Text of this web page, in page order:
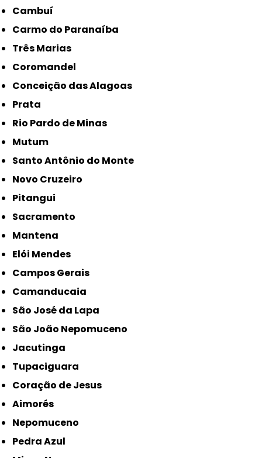
Cambuí
Carmo do Paranaíba
Três Marias
Coromandel
Conceição das Alagoas
Prata
Rio Pardo de Minas
Mutum
Santo Antônio do Monte
Novo Cruzeiro
Pitangui
Sacramento
Mantena
Elói Mendes
Campos Gerais
Camanducaia
São José da Lapa
São João Nepomuceno
Jacutinga
Tupaciguara
Coração de Jesus
Aimorés
Nepomuceno
Pedra Azul